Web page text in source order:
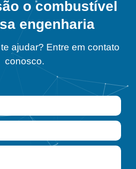
o combustível
engenharia
ajudar? Entre em contato
conosco.